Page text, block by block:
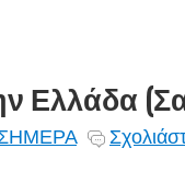
Ελλάδα